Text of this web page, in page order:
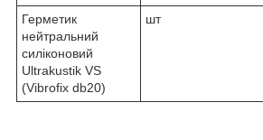
Герметик
нейтральний
силіконовий
Ultrakustik VS
(Vibrofix db20)
шт